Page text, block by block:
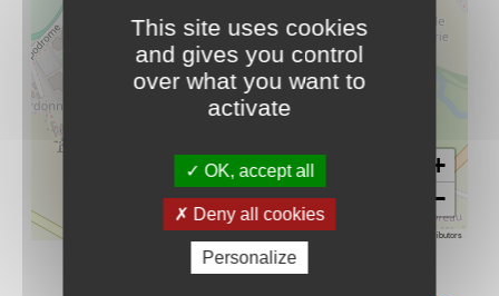
+
−
Leaflet contributors
This site uses cookies
and gives you control
over what you want to
activate
OK, accept all
Deny all cookies
Personalize